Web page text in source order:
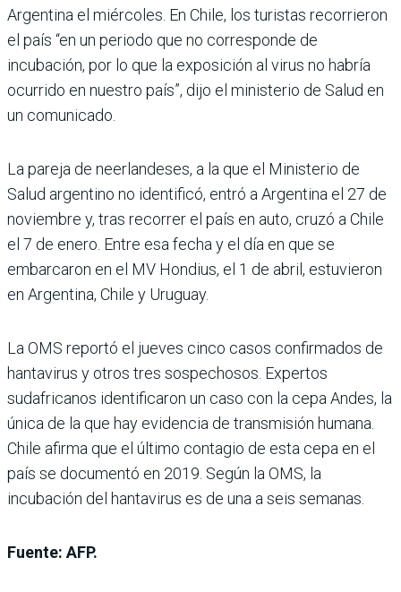
Argentina el miércoles. En Chile, los turistas recorrieron
el país “en un periodo que no corresponde de
incubación, por lo que la exposición al virus no habría
ocurrido en nuestro país”, dijo el ministerio de Salud en
un comunicado.
La pareja de neerlandeses, a la que el Ministerio de
Salud argentino no identificó, entró a Argentina el 27 de
noviembre y, tras recorrer el país en auto, cruzó a Chile
el 7 de enero. Entre esa fecha y el día en que se
embarcaron en el MV Hondius, el 1 de abril, estuvieron
en Argentina, Chile y Uruguay.
La OMS reportó el jueves cinco casos confirmados de
hantavirus y otros tres sospechosos. Expertos
sudafricanos identificaron un caso con la cepa Andes, la
única de la que hay evidencia de transmisión humana.
Chile afirma que el último contagio de esta cepa en el
país se documentó en 2019. Según la OMS, la
incubación del hantavirus es de una a seis semanas.
Fuente: AFP.